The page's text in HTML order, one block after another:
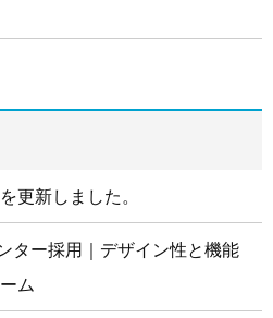
更新しました。
ター採用｜デザイン性と機能
ム